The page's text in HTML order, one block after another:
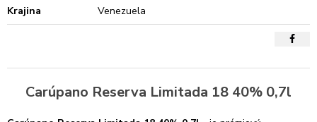
Krajina Venezuela
Carúpano Reserva Limitada 18 40% 0,7l